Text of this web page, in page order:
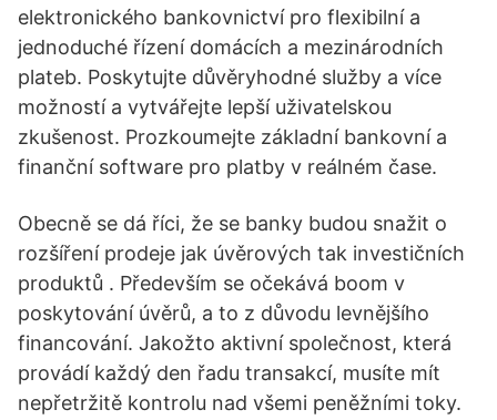
elektronického bankovnictví pro flexibilní a
jednoduché řízení domácích a mezinárodních
plateb. Poskytujte důvěryhodné služby a více
možností a vytvářejte lepší uživatelskou
zkušenost. Prozkoumejte základní bankovní a
finanční software pro platby v reálném čase.
Obecně se dá říci, že se banky budou snažit o
rozšíření prodeje jak úvěrových tak investičních
produktů . Především se očekává boom v
poskytování úvěrů, a to z důvodu levnějšího
financování. Jakožto aktivní společnost, která
provádí každý den řadu transakcí, musíte mít
nepřetržitě kontrolu nad všemi peněžními toky.